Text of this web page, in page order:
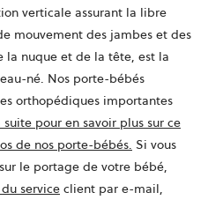
verticale assurant la libre
mouvement des jambes et des
la nuque et de la tête, est la
né. Nos porte-bébés
orthopédiques importantes
suite pour en savoir plus sur ce
de nos porte-bébés. Si vous
le portage de votre bébé,
serviceclient par e-mail,